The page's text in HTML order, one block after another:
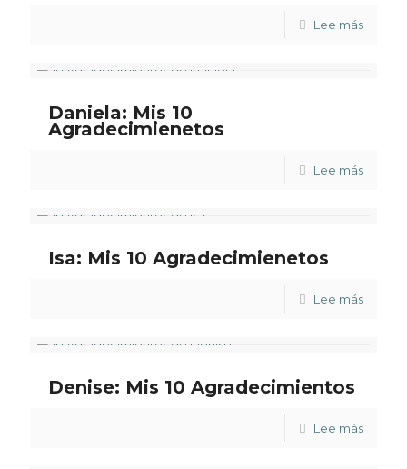
Lee más
Daniela: Mis 10
Agradecimienetos
Lee más
Isa: Mis 10 Agradecimienetos
Lee más
Denise: Mis 10 Agradecimientos
Lee más